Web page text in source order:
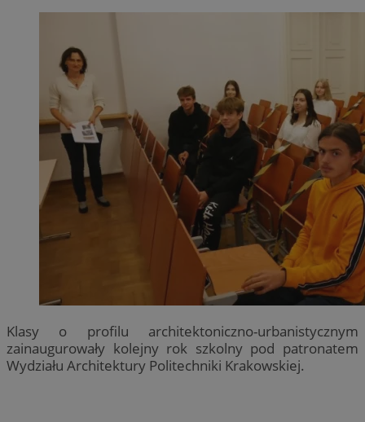
Klasy o profilu architektoniczno-urbanistycznym
zainaugurowały kolejny rok szkolny pod patronatem
Wydziału Architektury Politechniki Krakowskiej.